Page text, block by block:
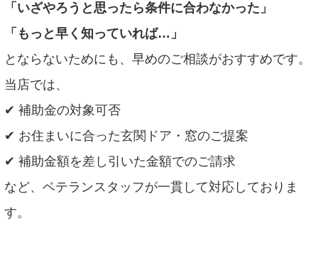
「いざやろうと思ったら条件に合わなかった」
「もっと早く知っていれば…」
とならないためにも、早めのご相談がおすすめです。
当店では、
✔ 補助金の対象可否
✔ お住まいに合った玄関ドア・窓のご提案
✔ 補助金額を差し引いた金額でのご請求
など、ベテランスタッフが一貫して対応しておりま
す。